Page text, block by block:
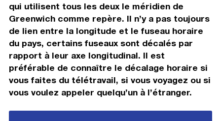
qui utilisent tous les deux le méridien de
Greenwich comme repère. Il n’y a pas toujours
de lien entre la longitude et le fuseau horaire
du pays, certains fuseaux sont décalés par
rapport à leur axe longitudinal. Il est
préférable de connaître le décalage horaire si
vous faites du télétravail, si vous voyagez ou si
vous voulez appeler quelqu’un à l’étranger.